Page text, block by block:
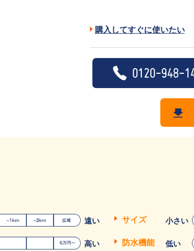
購入してすぐに使いたい
遠い サイズ 小さい
高い 防水機能 低い